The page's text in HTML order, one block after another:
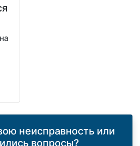
неисправность или
вопросы?